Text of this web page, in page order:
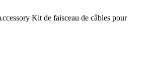
Kit de faisceau de câbles pour